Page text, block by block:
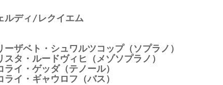
ルディ/レクイエム
ーザベト・シュワルツコップ（ソプラノ）
スタ・ルードヴィヒ（メゾソプラノ）
ライ・ゲッダ（テノール）
ライ・ギャウロフ（バス）